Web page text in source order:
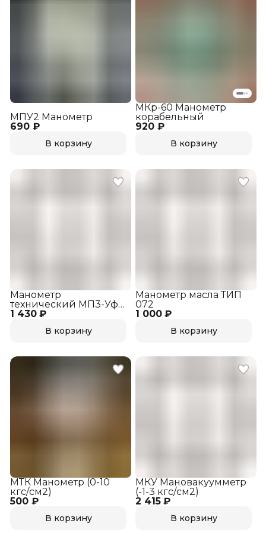
690 ₽
МПУ2 Манометр
В корзину
920 ₽
МКр-60 Манометр
корабельный
В корзину
1 430 ₽
Манометр
технический МП3-Уф
0,25 mPa, кл. 1,5
В корзину
1 000 ₽
Манометр масла ТИП
072
В корзину
500 ₽
МТК Манометр (0-10
кгс/см2)
В корзину
2 415 ₽
МКУ Мановакуумметр
(-1-3 кгс/см2)
В корзину